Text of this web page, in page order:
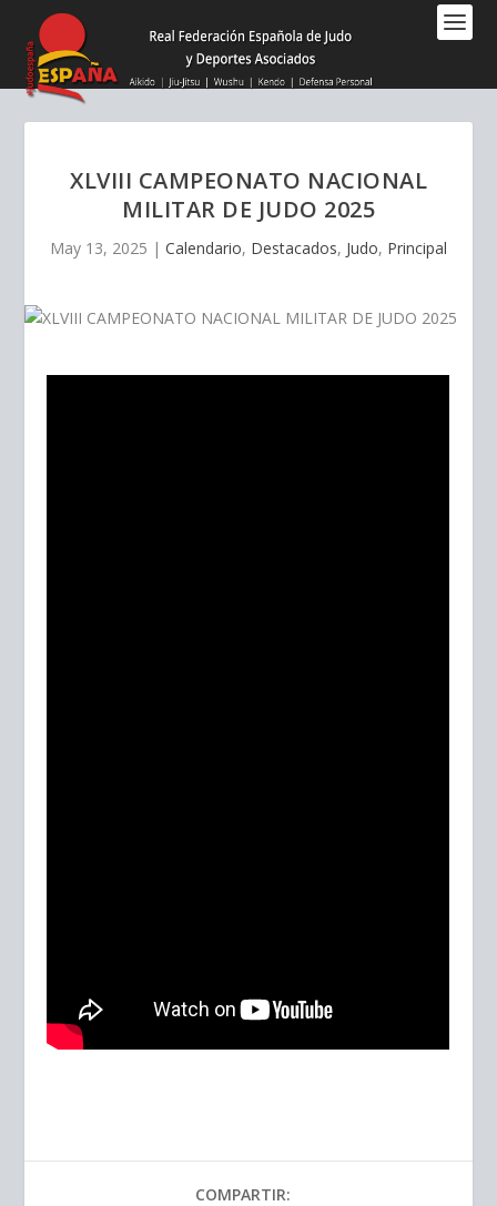
este
sitio
web
XLVIII CAMPEONATO NACIONAL
MILITAR DE JUDO 2025
May 13, 2025 | Calendario, Destacados, Judo, Principal
COMPARTIR: